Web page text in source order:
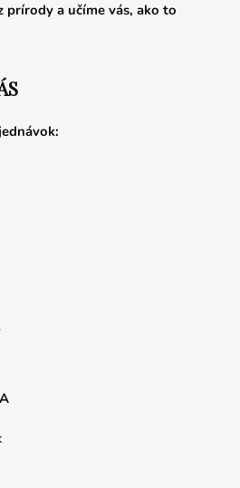
prírody a učíme vás, ako to